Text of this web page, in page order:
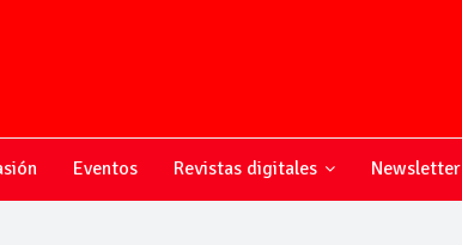
Eventos Revistas digitales Newsletter